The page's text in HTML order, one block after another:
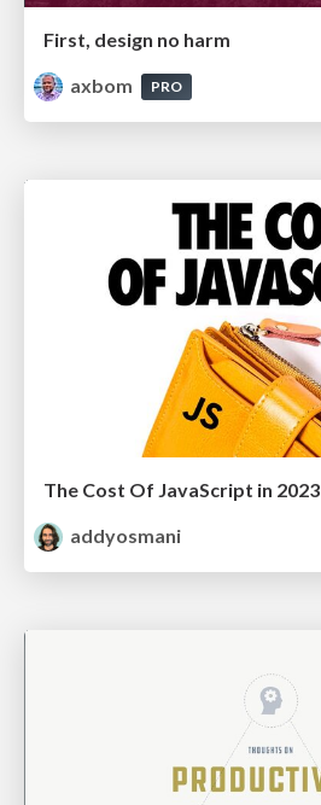
First, design no harm
axbom
PRO
The Cost Of JavaScript in 2023
addyosmani